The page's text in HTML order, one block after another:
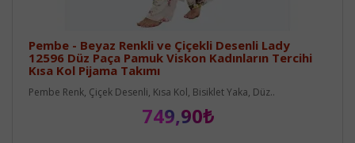
Pembe - Beyaz Renkli ve Çiçekli Desenli Lady
12596 Düz Paça Pamuk Viskon Kadınların Tercihi
Kısa Kol Pijama Takımı
Pembe Renk, Çiçek Desenli, Kısa Kol, Bisiklet Yaka, Düz..
749,90₺